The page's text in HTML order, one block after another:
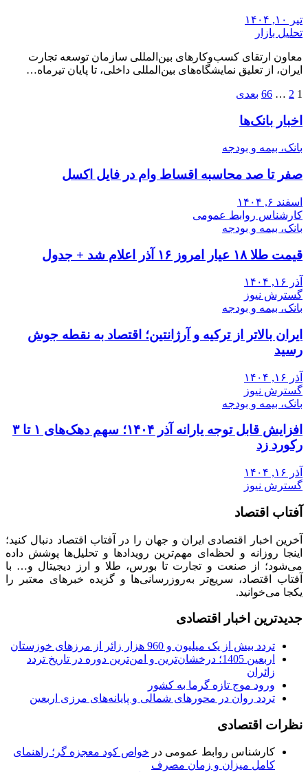
تیر ۱۰, ۱۴۰۴
تحلیل بازار
معاون ارتقای کسب‌وکارهای بین‌المللی سازمان توسعه تجارت
ایران، از تعلیق نمایشگاه‌های بین‌المللی داخلی، تا پایان تیرماه…
صفحه‌بندی
نوشته‌ها
1
2
…
66 بعدی
اخبار بانک‌ها
بانک، بیمه و بودجه
صفر تا صد محاسبه اقساط وام در فایل اکسل
اسفند ۶, ۱۴۰۴
کارشناس روابط عمومی
بانک، بیمه و بودجه
قیمت طلا ۱۸ عیار امروز ۱۶ آذر اعلام شد + جدول
آذر ۱۶, ۱۴۰۴
گسترش نیوز
بانک، بیمه و بودجه
ایران بالاتر از ترکیه و آرژانتین؛ اقتصاد به نقطه جوش
رسید
آذر ۱۶, ۱۴۰۴
گسترش نیوز
بانک، بیمه و بودجه
افزایش قابل توجه یارانه آذر ۱۴۰۴؛ سهم دهک‌های ۱ تا ۳
رکورد زد
آذر ۱۶, ۱۴۰۴
گسترش نیوز
آفتاب اقتصاد
آخرین اخبار اقتصادی ایران و جهان را در آفتاب اقتصاد دنبال کنید؛
اینجا روزانه و لحظه‌ای مهم‌ترین رویدادها و تحلیل‌ها پوشش داده
می‌شود؛ از صنعت و تجارت تا بورس، طلا و ارز دیجیتال و… با
آفتاب اقتصاد، سریع‌تر به‌روزرسانی‌ها و گزیده خبرهای معتبر را
یکجا می‌خوانید.
جدیدترین اخبار اقتصادی
تردد بیش از یک میلیون و 960 هزار زائر از مرزهای خوزستان
اربعین 1405؛ درخشان‌ترین و امن‌ترین دوره در تاریخ تردد
زائران
ورود موج تازه گرما به کشور
تردد روان در محورهای شمالی و پایانه‌های مرزی اربعین
نظرات اقتصادی
کارشناس روابط عمومی در خواص کود معجزه گر؛ راهنمای
کامل میزان و زمان مصرف